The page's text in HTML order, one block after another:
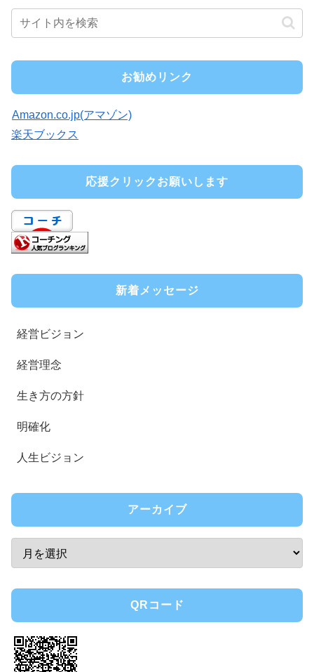
お勧めリンク
Amazon.co.jp(アマゾン)
楽天ブックス
応援クリックお願いします
新着メッセージ
経営ビジョン
経営理念
生き方の方針
明確化
人生ビジョン
アーカイブ
QRコード